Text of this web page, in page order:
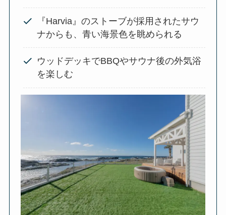
『Harvia』のストーブが採用されたサウ
ナからも、青い海景色を眺められる
ウッドデッキでBBQやサウナ後の外気浴
を楽しむ